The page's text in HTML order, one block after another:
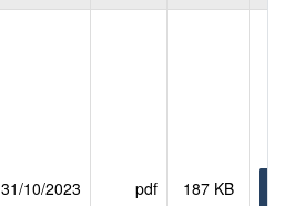
31/10/2023 pdf 187 KB